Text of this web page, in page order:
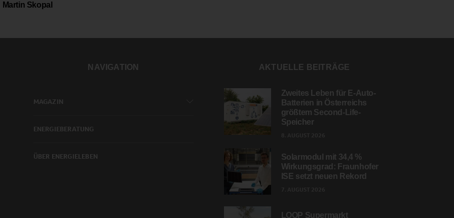
Martin Skopal
NAVIGATION
MAGAZIN
ENERGIEBERATUNG
ÜBER ENERGIELEBEN
AKTUELLE BEITRÄGE
Zweites Leben für E-Auto-
Batterien in Österreichs
größtem Second-Life-
Speicher
Solarmodul mit 34,4 %
Wirkungsgrad: Fraunhofer
ISE setzt neuen Rekord
LOOP Supermarkt